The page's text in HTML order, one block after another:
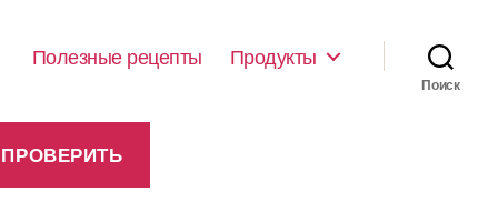
Полезные рецепты Продукты
Поиск